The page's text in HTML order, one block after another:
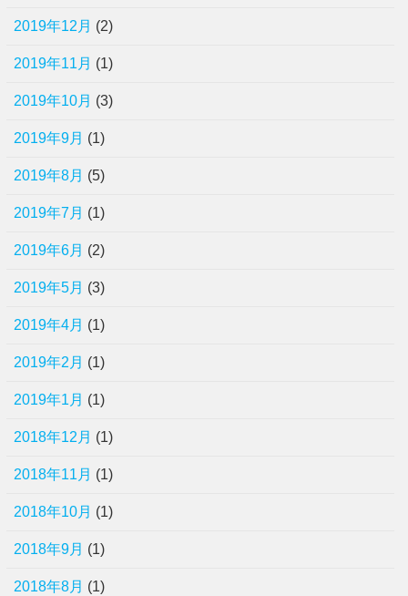
2019年12月 (2)
2019年11月 (1)
2019年10月 (3)
2019年9月 (1)
2019年8月 (5)
2019年7月 (1)
2019年6月 (2)
2019年5月 (3)
2019年4月 (1)
2019年2月 (1)
2019年1月 (1)
2018年12月 (1)
2018年11月 (1)
2018年10月 (1)
2018年9月 (1)
2018年8月 (1)